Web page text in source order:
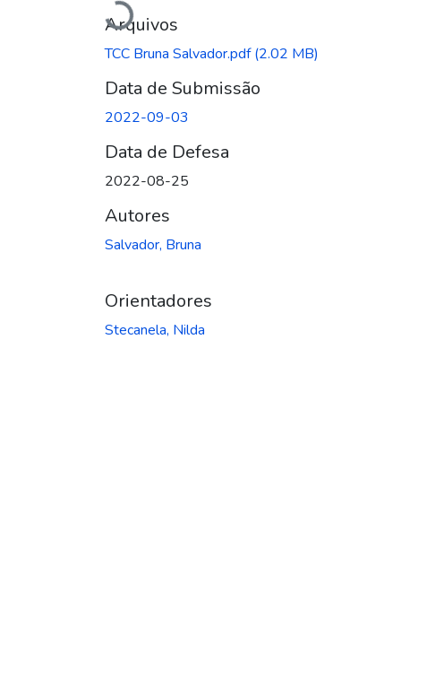
Carregando...
Arquivos
TCC Bruna Salvador.pdf(2.02 MB)
Data de Submissão
2022-09-03
Data de Defesa
2022-08-25
Autores
Salvador, Bruna
Orientadores
Stecanela, Nilda